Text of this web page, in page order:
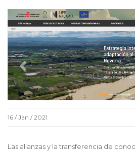
16 / Jan / 2021
Las alianzas y la transferencia de